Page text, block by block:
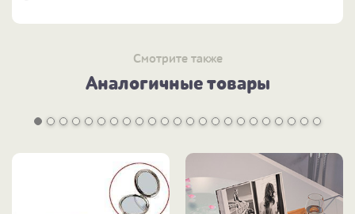
Смотрите также
Аналогичные товары